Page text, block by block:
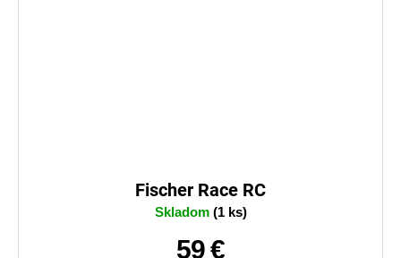
Fischer Race RC
Skladom (1 ks)
59 €